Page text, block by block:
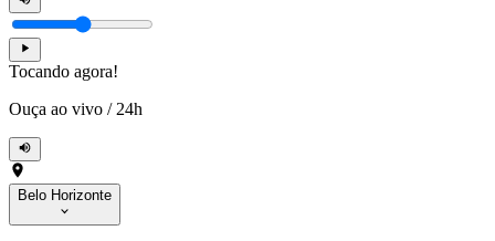
Tocando agora!
Ouça ao vivo / 24h
Belo Horizonte